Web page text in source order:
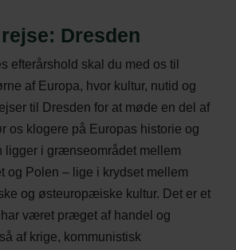
Dresden
efterårshold skal du med os til
af Europa, hvor kultur, nutid og
til Dresden for at møde en del af
os klogere på Europas historie og
ligger i grænseområdet mellem
og Polen – lige i krydset mellem
og østeuropæiske kultur. Det er et
været præget af handel og
af krige, kommunistisk